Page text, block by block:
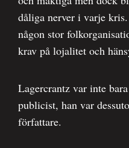
dåliga nerver i varje
någon stor
krav på lojalitet och
Lagercrantz var inte
publicist, han var
författare.